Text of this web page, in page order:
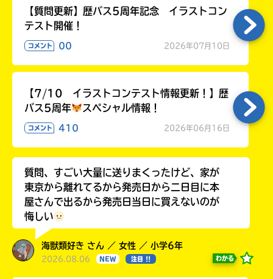
【質問更新】歴バス5周年記念 イラストコン
テスト開催！
コメント 00 2026年07月10日
【7/10 イラストコンテスト情報更新！】歴
バス5周年
スペシャル情報！
コメント 410 2026年06月16日
質問、すごい大量に送りまくったけど、家が
東京から離れてるから発売日から二日目に本
屋さんで出るから発売日当日に買えないのが
悔しい
海獣類好き さん ／ 女性 ／ 小学6年
2026.08.06 NEW 注目 !! わかる